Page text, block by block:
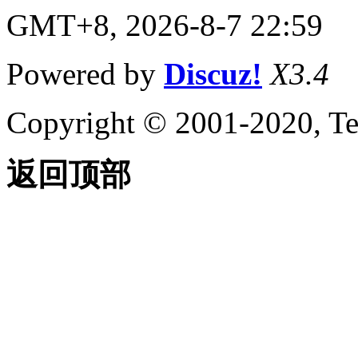
GMT+8, 2026-8-7 22:59
Powered by Discuz! X3.4
Copyright © 2001-2020,
返回顶部